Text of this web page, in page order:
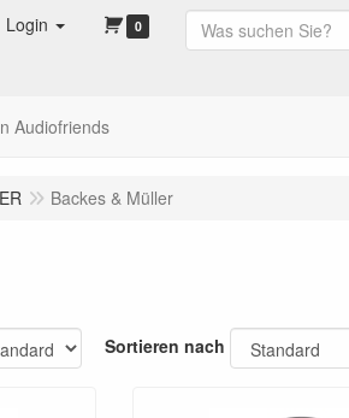
Login 0
Audiofriends
Backes & Müller
Sortieren nach